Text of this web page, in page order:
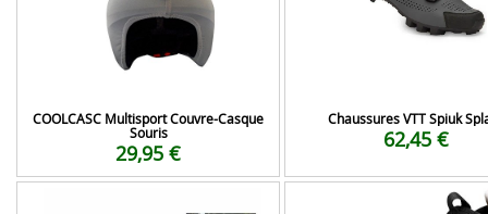
COOLCASC Multisport Couvre-Casque
Souris
29,95 €
Chaussures VTT Spiuk
62,45 €